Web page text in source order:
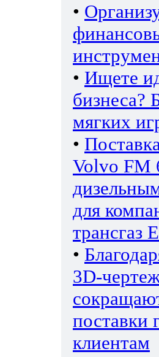
•
• Ищете
бизнеса?
мягких
•
Volvo FM
для
трансгаз
•
3D-
поставки
клиентам